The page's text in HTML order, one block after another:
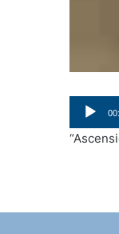
Audio
Player